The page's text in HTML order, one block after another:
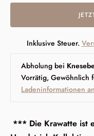
Inklusive Steuer.
Abholung bei
Vorrätig, Gewöhnlich
Ladeninformationen
*** Die Krawatte ist